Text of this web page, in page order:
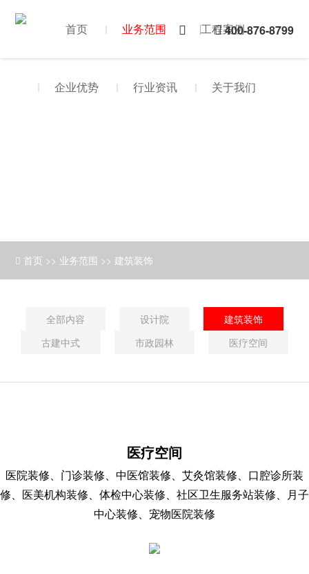
首页 业务范围 工程案例
企业优势 行业资讯 关于我们
400-876-8799
首页 >> 业务范围 >> 建筑装饰
全部内容 设计院
建筑装饰
古建中式
市政园林 医疗空间
医疗空间
医院装修、门诊装修、中医馆装修、艾灸馆装修、口腔诊所装
修、医美机构装修、体检中心装修、社区卫生服务站装修、月子
中心装修、宠物医院装修